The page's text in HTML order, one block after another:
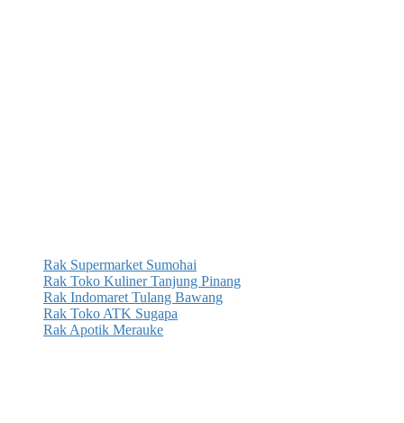
Rak Supermarket Sumohai
Rak Toko Kuliner Tanjung Pinang
Rak Indomaret Tulang Bawang
Rak Toko ATK Sugapa
Rak Apotik Merauke